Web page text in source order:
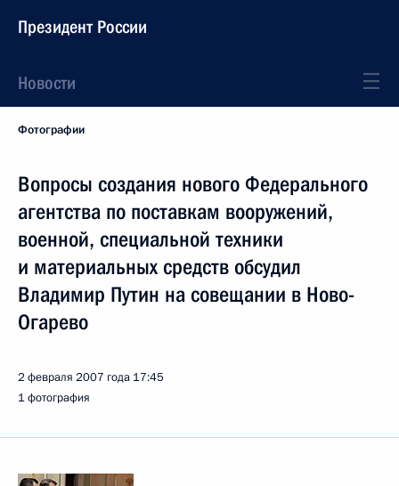
Президент России
Новости
Фотографии
Вопросы создания нового Федерального
агентства по поставкам вооружений,
военной, специальной техники
и материальных средств обсудил
Владимир Путин на совещании в Ново-
Огарево
2 февраля 2007 года 17:45
1 фотография